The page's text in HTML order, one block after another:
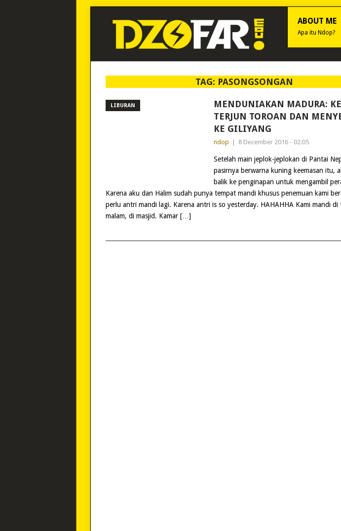
ABOUT ME
Apa itu Ndop?
TAG: PASONGSONGAN
LIBURAN
MENDUNIAKAN MADURA:
TERJUN TOROAN DAN
KE GILIYANG
ndop 8 December 2016 - 02:05
Setelah main jeplok-jeplokan di Pantai
pasirnya berwarna kuning keemasan itu,
balik ke penginapan untuk mengambil
Karena aku dan Halim sudah punya tempat mandi khusus penemuan kami
perlu antri mandi lagi. Karena antri is so yesterday. HAHAHHA Kami mandi di
malam, di masjid. Kamar […]